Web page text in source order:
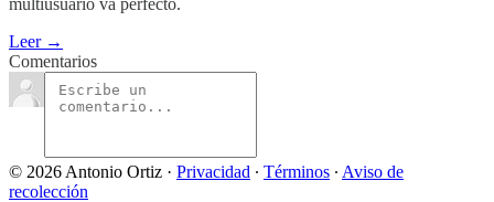
multiusuario va perfecto.
Leer →
Comentarios
© 2026 Antonio Ortiz · Privacidad ∙ Términos ∙ Aviso de
recolección